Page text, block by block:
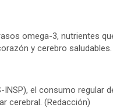
omega-3, nutrientes
y cerebro saludables.
INSP), el consumo regular
cerebral. (Redacción)